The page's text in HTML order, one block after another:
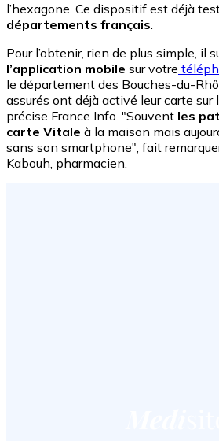
l’hexagone. Ce dispositif est déjà
départements français.
Pour l’obtenir, rien de plus simple, il
l’application mobile sur votre
le département des Bouches-du-
assurés ont déjà activé leur carte sur
précise France Info. "Souvent les
carte Vitale à la maison mais
sans son smartphone", fait
Kabouh, pharmacien.